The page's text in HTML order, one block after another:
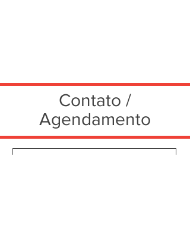
Contato /
Agendamento